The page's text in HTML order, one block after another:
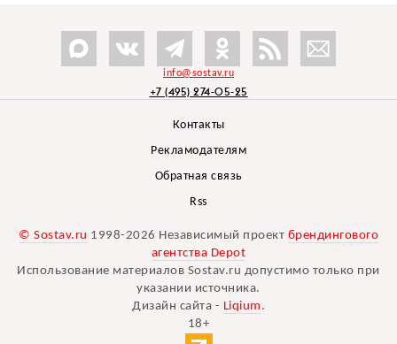
info@sostav.ru
+7 (495) 274-05-25
Контакты
Рекламодателям
Обратная связь
Rss
© Sostav.ru 1998-2026 Независимый проект брендингового
агентства Depot
Использование материалов Sostav.ru допустимо только при
указании источника.
Дизайн сайта - Liqium .
18+